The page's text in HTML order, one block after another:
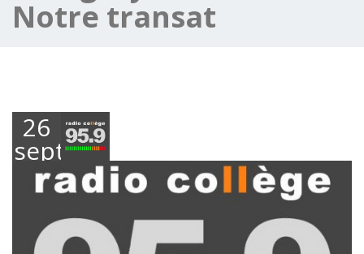
Notre transat
26
septembre
2017